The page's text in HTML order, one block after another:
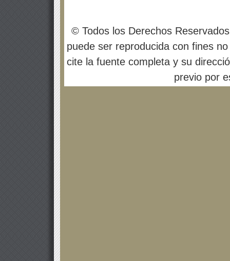
© Todos los Derechos
puede ser reproducida con fines
cite la fuente completa y su
previo por